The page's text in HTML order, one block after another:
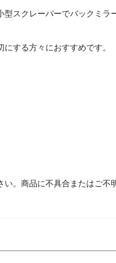
スクレーパーでバックミラ
する方々におすすめです。
。商品に不具合またはご